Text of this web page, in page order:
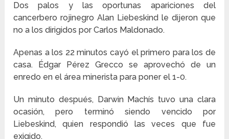
Dos palos y las oportunas apariciones del
cancerbero rojinegro Alan Liebeskind le dijeron que
no a los dirigidos por Carlos Maldonado.
Apenas a los 22 minutos cayó el primero para los de
casa. Édgar Pérez Grecco se aprovechó de un
enredo en el área minerista para poner el 1-0.
Un minuto después, Darwin Machís tuvo una clara
ocasión, pero terminó siendo vencido por
Liebeskind, quien respondió las veces que fue
exigido.